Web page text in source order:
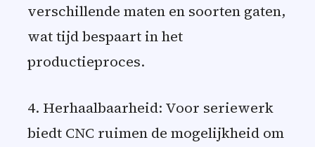
verschillende maten en soorten gaten,
wat tijd bespaart in het
productieproces.
4. Herhaalbaarheid: Voor seriewerk
biedt CNC ruimen de mogelijkheid om